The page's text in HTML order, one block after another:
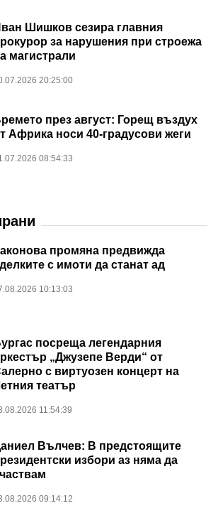
Шишков сезира главния
за нарушения при строежа
магистрали
20:25:00
през август: Горещ въздух
Африка носи 40-градусови жеги
08:54:33
промяна предвижда
с имоти да станат ад
10:13:03
посреща легендарния
„Джузепе Верди“ от
с виртуозен концерт на
театър
11:54:39
Вълчев: В предстоящите
избори аз няма да
09:14:12